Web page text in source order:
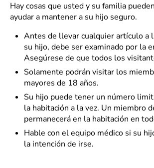
Hay cosas que usted y su familia
ayudar a mantener a su hijo seguro.
Antes de llevar cualquier artículo a
su hijo, debe ser examinado por la
Asegúrese de que todos los
Solamente podrán visitar los
mayores de 18 años.
Su hijo puede tener un número
la habitación a la vez. Un miembro
permanecerá en la habitación en
Hable con el equipo médico si su
la intención de irse.